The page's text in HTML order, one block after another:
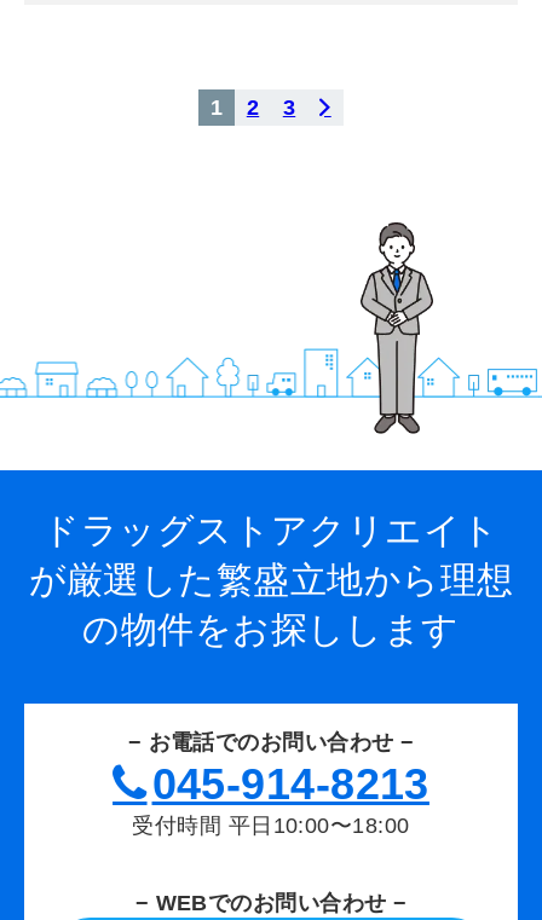
送
1 2 3
ドラッグストアクリエイト
が厳選した繁盛立地から理想
の物件をお探しします
− お電話でのお問い合わせ −
045-914-8213
受付時間 平日10:00〜18:00
− WEBでのお問い合わせ −